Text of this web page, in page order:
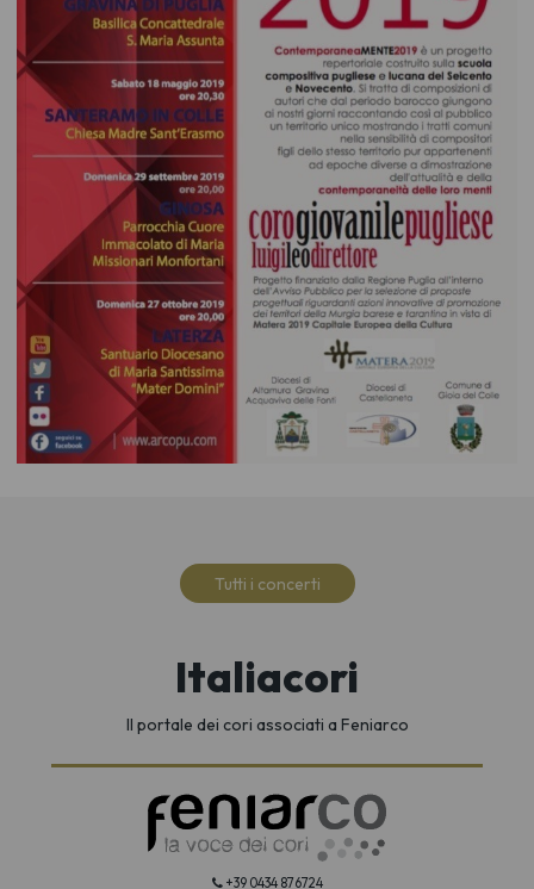
Tutti i concerti
Italiacori
Il portale dei cori associati a Feniarco
+39 0434 876724